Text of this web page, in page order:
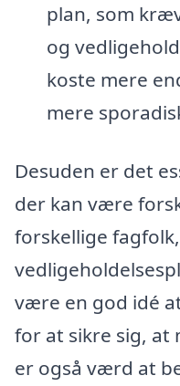
plan, som
og
koste mere
mere
Desuden er det
der kan være
forskellige
være en god idé
for at sikre sig, at
er også værd at